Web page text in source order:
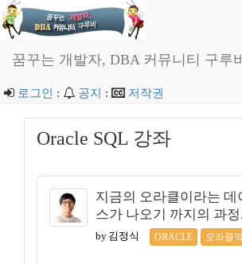
꿈꾸는 개발자, DBA 커뮤니티 구루비
로그인 : 공지 : 저작권
Oracle SQL 강좌
지금의 오라클이라는 데
스가 나오기 까지의 과정.
by 김정식 ORACLE 오라클